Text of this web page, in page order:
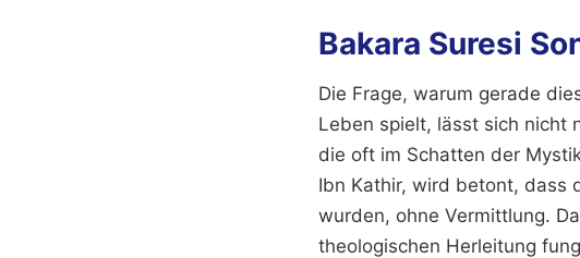
Bakara Suresi
Die Frage, warum gerade
Leben spielt, lässt sich nicht
die oft im Schatten der
Ibn Kathir, wird betont, dass
wurden, ohne Vermittlung.
theologischen Herleitung